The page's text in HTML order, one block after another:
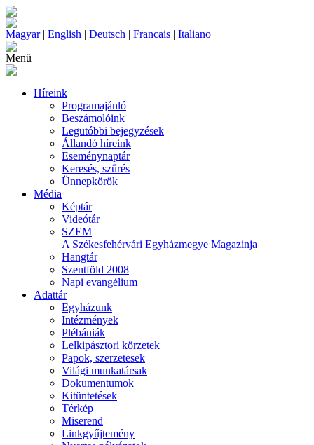
Magyar| English | Deutsch | Francais | Italiano
Menü
Híreink
Programajánló
Beszámolóink
Legutóbbi bejegyzések
Állandó híreink
Eseménynaptár
Keresés, szűrés
Ünnepkörök
Média
Képtár
Videótár
SZEM
A Székesfehérvári Egyházmegye Magazinja
Hangtár
Szentföld 2008
Napi evangélium
Adattár
Egyházunk
Intézmények
Plébániák
Lelkipásztori körzetek
Papok, szerzetesek
Világi munkatársak
Dokumentumok
Kitüntetések
Térkép
Miserend
Linkgyűjtemény